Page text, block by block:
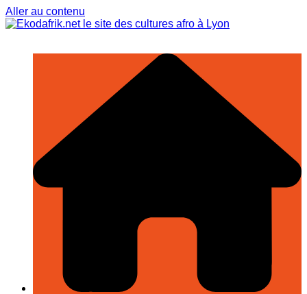
Aller au contenu